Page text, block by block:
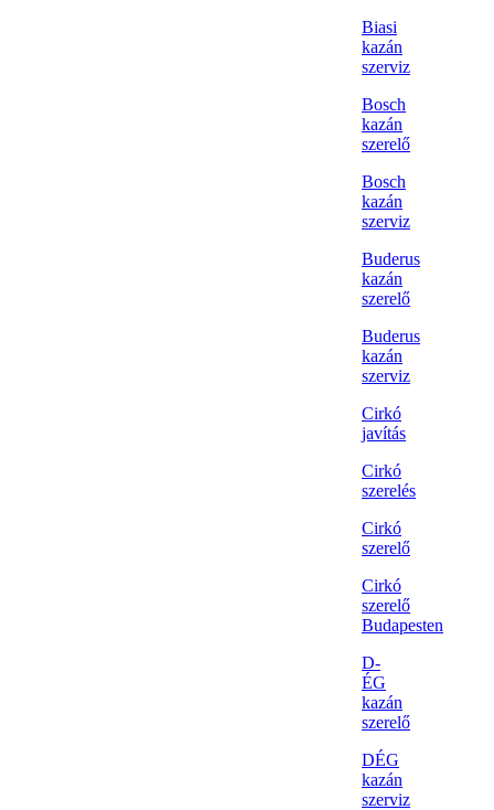
Biasi
kazán
szerviz
Bosch
kazán
szerelő
Bosch
kazán
szerviz
Buderus
kazán
szerelő
Buderus
kazán
szerviz
Cirkó
javítás
Cirkó
szerelés
Cirkó
szerelő
Cirkó
szerelő
Budapesten
D-
ÉG
kazán
szerelő
DÉG
kazán
szerviz